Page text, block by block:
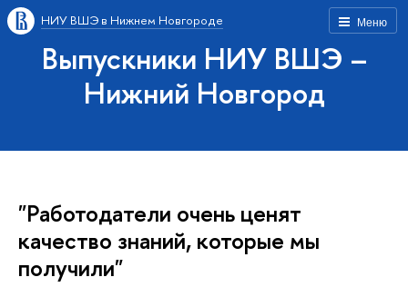
Меню
НИУ ВШЭ в Нижнем Новгороде
Выпускники НИУ ВШЭ –
Нижний Новгород
"Работодатели очень ценят
качество знаний, которые мы
получили"